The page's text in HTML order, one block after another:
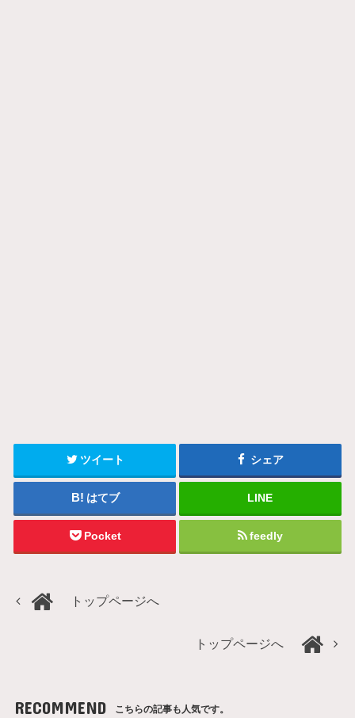
ツイート シェア
はてブ LINE
Pocket feedly
トップページへ
トップページへ
RECOMMEND こちらの記事も人気です。